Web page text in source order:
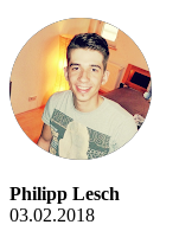
Philipp Lesch
03.02.2018